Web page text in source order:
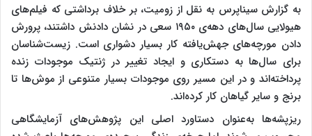
به گزارش سیناپرس به نقل از زومیت، بر خلاف برداشتی که فیلم‌های
هیولایی سال‌های دهه‌ی ۱۹۵۰ سعی در نشان دادنش داشتند، پرورش
دادن مورچه‌های جهش‌یافته کار بسیار دشواری است. زیست‌شناسان
برای سال‌ها به دستکاری و ایجاد تغییر در ژنتیک موجودات زنده
پرداخته‌اند و در این مسیر روی موجودات بسیار متنوعی از موش‌ها تا
برنج و سایر گیاهان کار کرده‌اند.
ریزپشه‌ها به‌عنوان دستاورد اصلی این پژوهش‌های آزمایشگاهی